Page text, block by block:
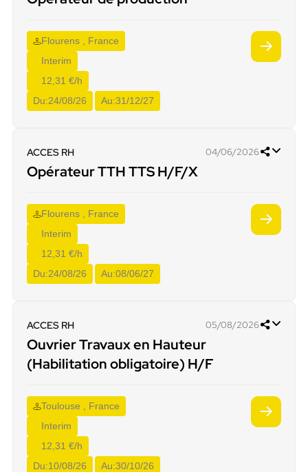
Flourens , France
Interim
12,31 €/h
Du:24/08/26 Au:31/12/27
ACCES RH 04/06/2026
Opérateur TTH TTS H/F/X
Flourens , France
Interim
12,31 €/h
Du:24/08/26 Au:08/06/27
ACCES RH 05/08/2026
Ouvrier Travaux en Hauteur
(Habilitation obligatoire) H/F
Toulouse , France
Interim
12,31 €/h
Du:10/08/26 Au:30/10/26